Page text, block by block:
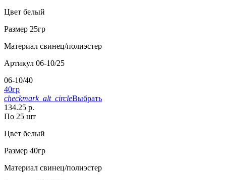
Цвет белый
Размер 25гр
Материал свинец/полиэстер
Артикул 06-10/25
06-10/40
40гр
checkmark_alt_circleВыбрать
134.25 р.
По 25 шт
Цвет белый
Размер 40гр
Материал свинец/полиэстер